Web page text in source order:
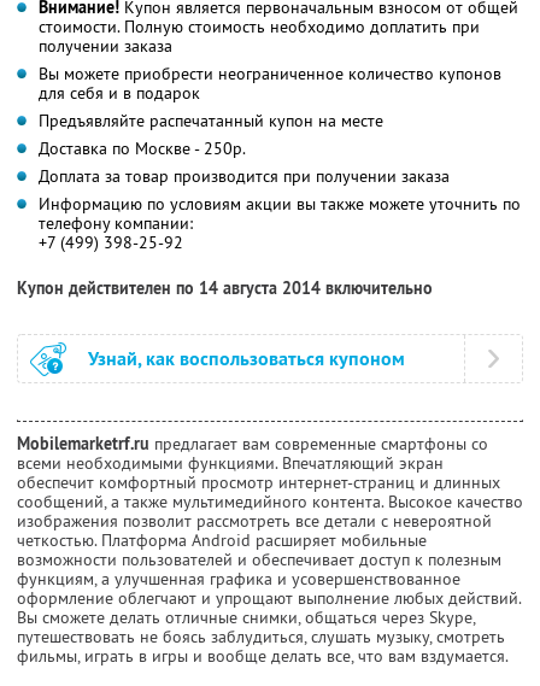
Внимание! Купон является первоначальным взносом от общей
стоимости. Полную стоимость необходимо доплатить при
получении заказа
Вы можете приобрести неограниченное количество купонов
для себя и в подарок
Предъявляйте распечатанный купон на месте
Доставка по Москве - 250р.
Доплата за товар производится при получении заказа
Информацию по условиям акции вы также можете уточнить по
телефону компании:
+7 (499) 398-25-92
Купон действителен по 14 августа 2014 включительно
Узнай, как воспользоваться купоном
Mobilemarketrf.ru предлагает вам современные смартфоны со
всеми необходимыми функциями. Впечатляющий экран
обеспечит комфортный просмотр интернет-страниц и длинных
сообщений, а также мультимедийного контента. Высокое качество
изображения позволит рассмотреть все детали с невероятной
четкостью. Платформа Android расширяет мобильные
возможности пользователей и обеспечивает доступ к полезным
функциям, а улучшенная графика и усовершенствованное
оформление облегчают и упрощают выполнение любых действий.
Вы сможете делать отличные снимки, общаться через Skype,
путешествовать не боясь заблудиться, слушать музыку, смотреть
фильмы, играть в игры и вообще делать все, что вам вздумается.